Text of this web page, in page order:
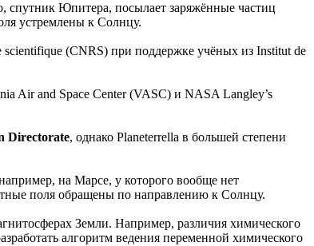
спутник Юпитера, посылает заряжённые частиц
устремлены к Солнцу.
scientifique (CNRS) при поддержке учёных из Institut de
Air and Space Center (VASC) и NASA Langley’s
Directorate, однако Planeterrella в большей степени
на Марсе, у которого вообще нет
поля обращены по направлению к Солнцу.
Земли. Например, различия химического
алгоритм ведения переменной химического